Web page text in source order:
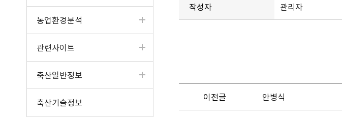
농업환경분석
관련사이트
축산일반정보
축산기술정보
작성자 관리자
이전글 안병식